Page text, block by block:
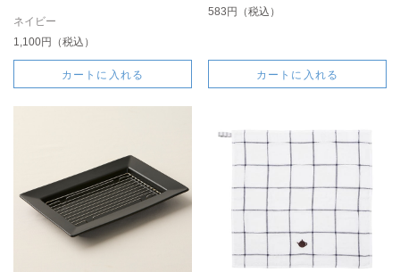
ネイビー
1,100円（税込）
カートに入れる
583円（税込）
カートに入れる